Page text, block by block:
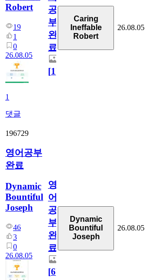
Robert
19
1
0
26.08.05
1
댓글
공
부
완
료
[1]
Caring
Ineffable
Robert
26.08.05
196729
영어공부
완료
Dynamic
Bountiful
Joseph
46
3
0
26.08.05
영
어
공
부
완
료
[6]
Dynamic
Bountiful
Joseph
26.08.05